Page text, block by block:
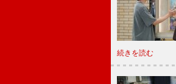
続きを読む